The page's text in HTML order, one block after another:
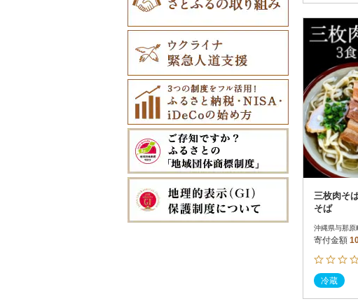
三枚肉そ
そば
沖縄県与那原
寄付金額
冷蔵